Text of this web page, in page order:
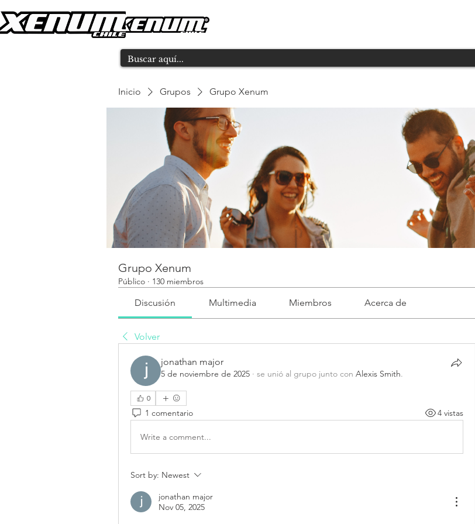
Inicio Grupos Grupo Xenum
Grupo Xenum
Público · 130 miembros
Discusión Multimedia Miembros Acerca de
Volver
jonathan major
5 de noviembre de 2025 · se unió al grupo junto con Alexis Smith.
0
1 comentario 4 vistas
Write a comment...
Sort by: Newest
jonathan major
Nov 05, 2025